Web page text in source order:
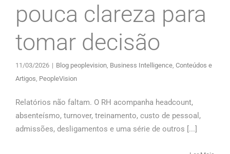
pouca clareza para
tomar decisão
11/03/2026 | Blog peoplevision, Business Intelligence, Conteúdos e
Artigos, PeopleVision
Relatórios não faltam. O RH acompanha headcount,
absenteísmo, turnover, treinamento, custo de pessoal,
admissões, desligamentos e uma série de outros [...]